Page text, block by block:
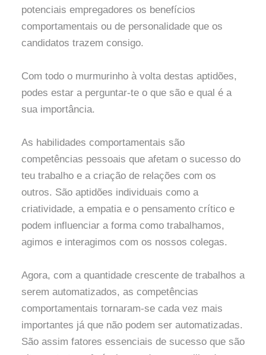
potenciais empregadores os benefícios
comportamentais ou de personalidade que os
candidatos trazem consigo.
Com todo o murmurinho à volta destas aptidões,
podes estar a perguntar-te o que são e qual é a
sua importância.
As habilidades comportamentais são
competências pessoais que afetam o sucesso do
teu trabalho e a criação de relações com os
outros. São aptidões individuais como a
criatividade, a empatia e o pensamento crítico e
podem influenciar a forma como trabalhamos,
agimos e interagimos com os nossos colegas.
Agora, com a quantidade crescente de trabalhos a
serem automatizados, as competências
comportamentais tornaram-se cada vez mais
importantes já que não podem ser automatizadas.
São assim fatores essenciais de sucesso que são